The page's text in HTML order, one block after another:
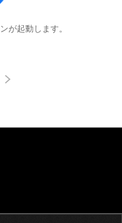
が起動します。